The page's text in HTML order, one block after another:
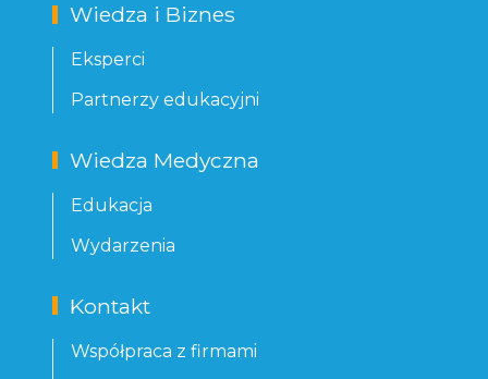
Wiedza i Biznes
Eksperci
Partnerzy edukacyjni
Wiedza Medyczna
Edukacja
Wydarzenia
Kontakt
Współpraca z firmami